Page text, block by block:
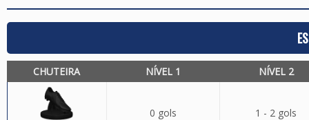
CHUTEIRA NÍVEL 1 NÍVEL 2
0 gols 1 - 2 gols